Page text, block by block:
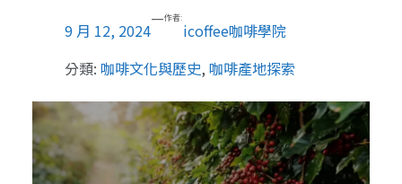
9 月 12, 2024
—作者:
icoffee咖啡學院
分類: 咖啡文化與歷史, 咖啡產地探索